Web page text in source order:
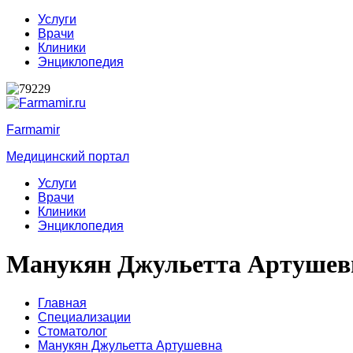
Услуги
Врачи
Клиники
Энциклопедия
Farmamir
Медицинский портал
Услуги
Врачи
Клиники
Энциклопедия
Манукян Джульетта
Главная
Специализации
Стоматолог
Манукян Джульетта Артушевна